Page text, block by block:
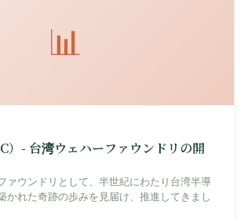
📊
）- 台湾ウェハーファウンドリの開
ァウンドリとして、半世紀にわたり台湾半導
かれた奇跡の歩みを見届け、推進してきまし